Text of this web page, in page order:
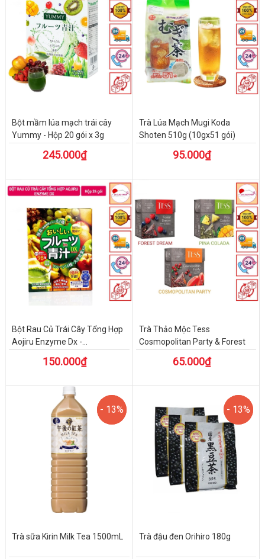
Bột mầm lúa mạch trái cây
Yummy - Hộp 20 gói x 3g
245.000₫
Trà Lúa Mạch Mugi Koda
Shoten 510g (10gx51 gói)
95.000₫
Bột Rau Củ Trái Cây Tổng Hợp
Aojiru Enzyme Dx -...
150.000₫
Trà Thảo Mộc Tess
Cosmopolitan Party & Forest
65.000₫
- 13%
Trà sữa Kirin Milk Tea 1500mL
- 13% - 13%
Trà đậu đen Orihiro 180g
- 13%